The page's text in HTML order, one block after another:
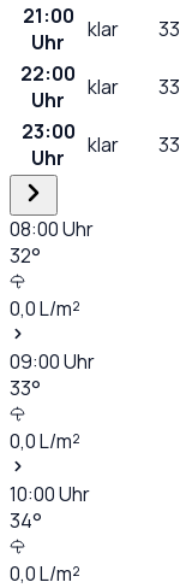
21:00
Uhr
klar 33
22:00
Uhr
klar 33
23:00
Uhr
klar 33
08:00Uhr
32°
0,0L/m²
09:00Uhr
33°
0,0L/m²
10:00Uhr
34°
0,0L/m²